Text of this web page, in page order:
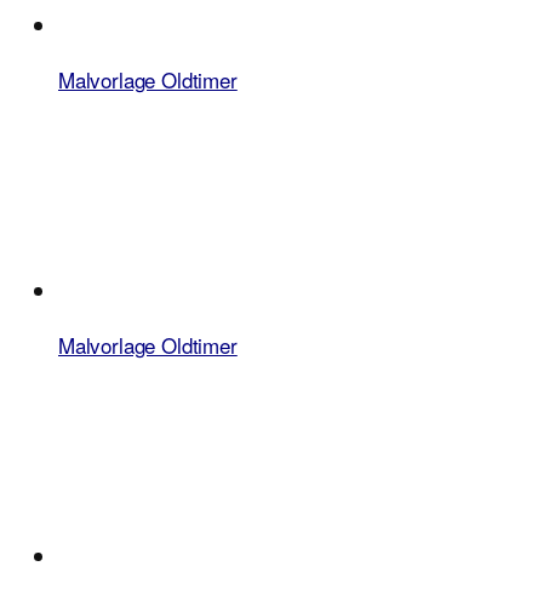
Malvorlage Oldtimer
Malvorlage Oldtimer